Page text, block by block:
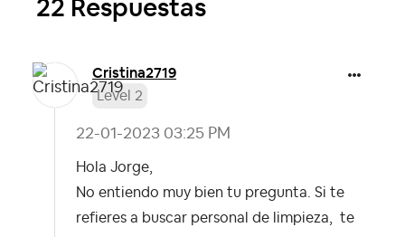
22 Respuestas
Cristina2719
Level 2
‎22-01-2023 03:25 PM
Hola Jorge,
No entiendo muy bien tu pregunta. Si te
refieres a buscar personal de limpieza, te